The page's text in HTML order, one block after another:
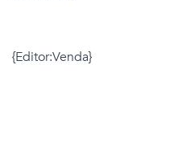
{Editor:Venda}